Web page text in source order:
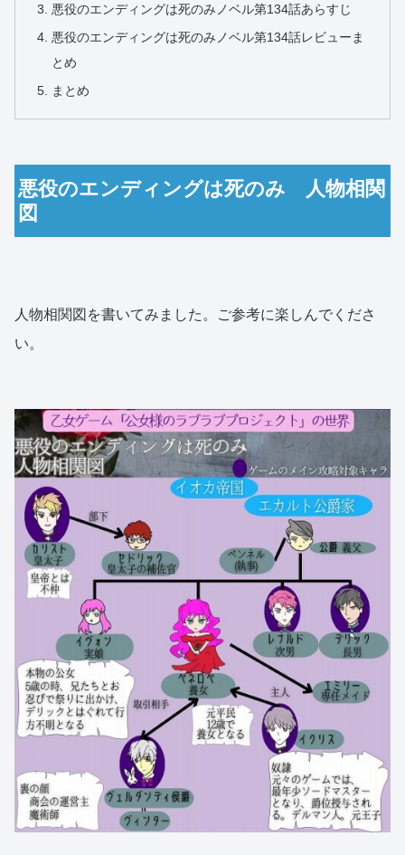
悪役のエンディングは死のみノベル第134話あらすじ
悪役のエンディングは死のみノベル第134話レビューま
とめ
まとめ
悪役のエンディングは死のみ 人物相関
図
人物相関図を書いてみました。ご参考に楽しんでくださ
い。